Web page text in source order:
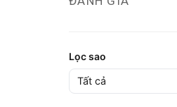
Lọc sao